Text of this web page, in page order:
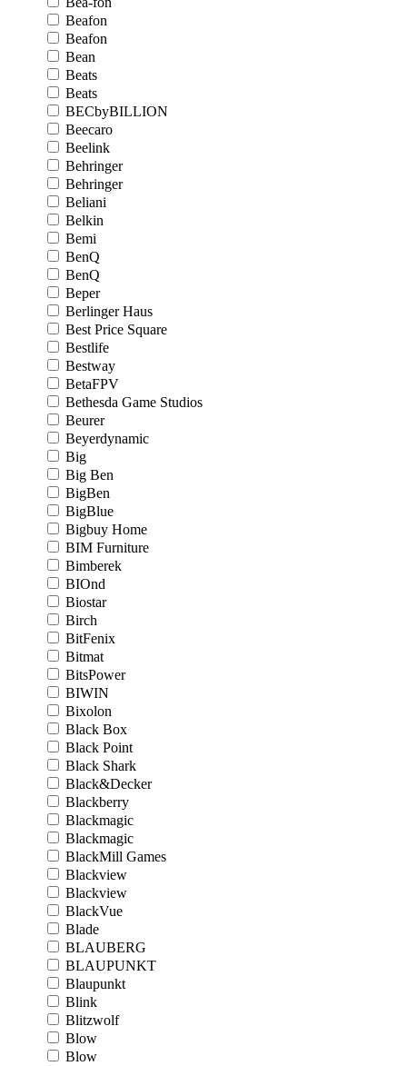
Beafon
Beafon
Bean
Beats
Beats
BECbyBILLION
Beecaro
Beelink
Behringer
Behringer
Beliani
Belkin
Bemi
BenQ
BenQ
Beper
Berlinger Haus
Best Price Square
Bestlife
Bestway
BetaFPV
Bethesda Game Studios
Beurer
Beyerdynamic
Big
Big Ben
BigBen
BigBlue
Bigbuy Home
BIM Furniture
Bimberek
BIOnd
Biostar
Birch
BitFenix
Bitmat
BitsPower
BIWIN
Bixolon
Black Box
Black Point
Black Shark
Black&Decker
Blackberry
Blackmagic
Blackmagic
BlackMill Games
Blackview
Blackview
BlackVue
Blade
BLAUBERG
BLAUPUNKT
Blaupunkt
Blink
Blitzwolf
Blow
Blow